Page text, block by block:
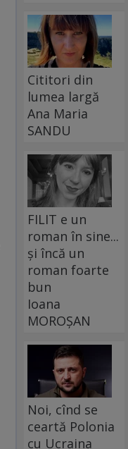
Cititori din
lumea largă
Ana Maria
SANDU
FILIT e un
roman în sine...
și încă un
roman foarte
bun
Ioana
MOROȘAN
Noi, cînd se
ceartă Polonia
cu Ucraina